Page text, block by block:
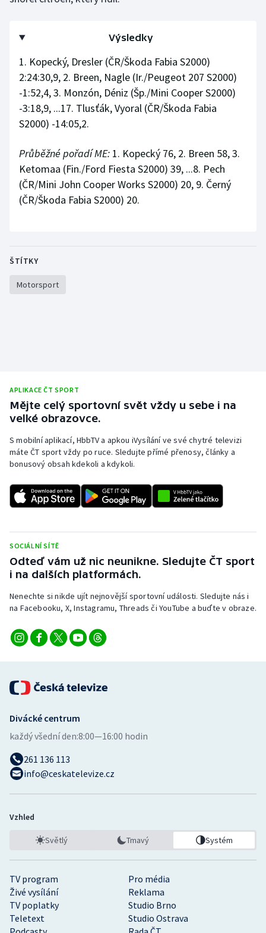
Rychlostní kanoistika
Short track
Sportovní střelba
Triatlon
Veslování
Volejbal
Ostatní
Výsledky
1. Kopecký, Dresler (ČR/Škoda Fabia S2000)
2:24:30,9, 2. Breen, Nagle (Ir./Peugeot 207 S2000)
-1:52,4, 3. Monzón, Déniz (Šp./Mini Cooper S2000)
-3:18,9, ...17. Tlusťák, Vyoral (ČR/Škoda Fabia
S2000) -14:05,2.
Průběžné pořadí ME: 1. Kopecký 76, 2. Breen 58, 3.
Ketomaa (Fin./Ford Fiesta S2000) 39, ...8. Pech
(ČR/Mini John Cooper Works S2000) 20, 9. Černý
(ČR/Škoda Fabia S2000) 20.
ŠTÍTKY
Motorsport
APLIKACE ČT SPORT
Mějte celý sportovní svět vždy u sebe i na
velké obrazovce.
S mobilní aplikací, HbbTV a apkou iVysílání ve své chytré televizi
máte ČT sport vždy po ruce. Sledujte přímé přenosy, články a
bonusový obsah kdekoli a kdykoli.
SOCIÁLNÍ SÍTĚ
Odteď vám už nic neunikne. Sledujte ČT sport
i na dalších platformách.
Nenechte si nikde ujít nejnovější sportovní události. Sledujte nás i
na Facebooku, X, Instagramu, Threads či YouTube a buďte v obraze.
TV program
Pro média
Živé vysílání
Reklama
TV poplatky
Studio Brno
Teletext
Studio Ostrava
Divácké centrum
každý všední den:8:00—16:00 hodin
261 136 113
info@ceskatelevize.cz
Vzhled
Světlý Tmavý Systém